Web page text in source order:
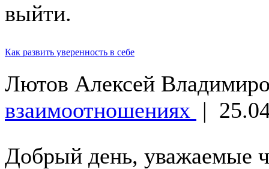
выйти.
Как развить уверенность в себе
Лютов Алексей
взаимоотношениях |
Добрый день, уважаемые